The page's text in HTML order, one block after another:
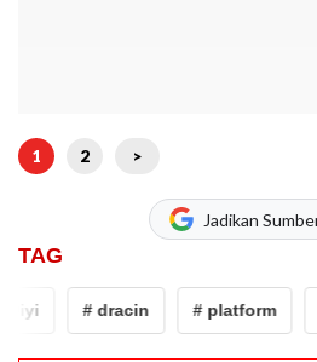
1 2 >
Jadikan
TAG
# dracin # platform